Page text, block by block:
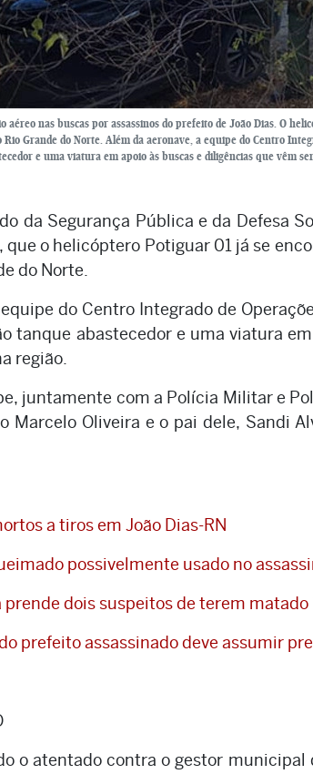
aéreo nas buscas por assassinos do prefeito de João Dias. O
Grande do Norte. Além da aeronave, a equipe do Centro
e uma viatura em apoio às buscas e diligências que vêm
da Segurança Pública e da Defesa
o helicóptero Potiguar 01 já se
do Norte.
do Centro Integrado de
tanque abastecedor e uma viatura
região.
juntamente com a Polícia Militar e
Marcelo Oliveira e o pai dele, Sandi
a tiros em João Dias-RN
possivelmente usado no
prende dois suspeitos de terem matado
prefeito assassinado deve assumir
o atentado contra o gestor municipal